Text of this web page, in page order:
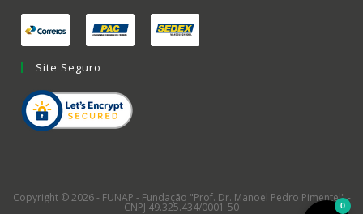
Site Seguro
Copyright © 2026 - FUNAP - Fundação "Prof. Dr. Manoel Pedro Pimentel" -
CNPJ 49.325.434/0001-50 0